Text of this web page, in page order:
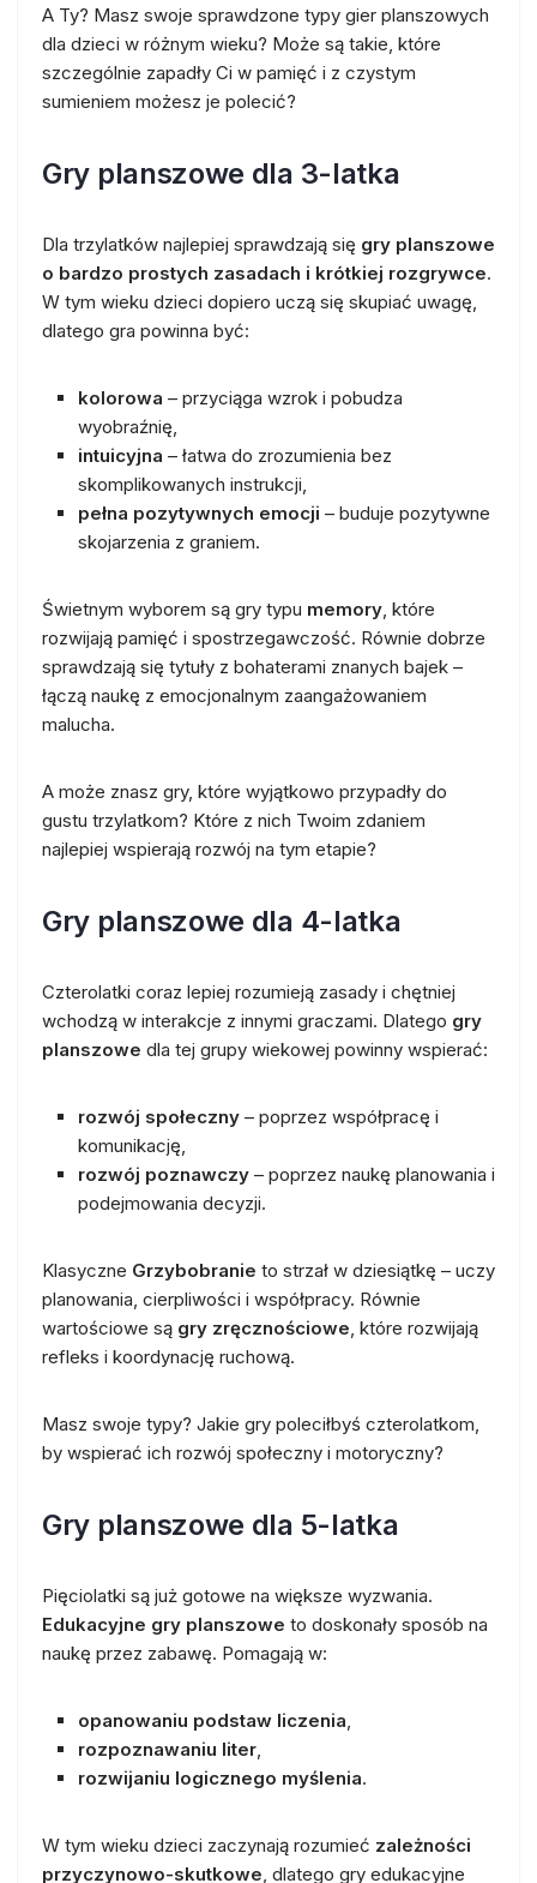
A Ty? Masz swoje sprawdzone typy gier planszowych
dla dzieci w różnym wieku? Może są takie, które
szczególnie zapadły Ci w pamięć i z czystym
sumieniem możesz je polecić?
Gry planszowe dla 3-latka
Dla trzylatków najlepiej sprawdzają się gry planszowe
o bardzo prostych zasadach i krótkiej rozgrywce.
W tym wieku dzieci dopiero uczą się skupiać uwagę,
dlatego gra powinna być:
kolorowa – przyciąga wzrok i pobudza
wyobraźnię,
intuicyjna – łatwa do zrozumienia bez
skomplikowanych instrukcji,
pełna pozytywnych emocji – buduje pozytywne
skojarzenia z graniem.
Świetnym wyborem są gry typu memory, które
rozwijają pamięć i spostrzegawczość. Równie dobrze
sprawdzają się tytuły z bohaterami znanych bajek –
łączą naukę z emocjonalnym zaangażowaniem
malucha.
A może znasz gry, które wyjątkowo przypadły do
gustu trzylatkom? Które z nich Twoim zdaniem
najlepiej wspierają rozwój na tym etapie?
Gry planszowe dla 4-latka
Czterolatki coraz lepiej rozumieją zasady i chętniej
wchodzą w interakcje z innymi graczami. Dlatego gry
planszowe dla tej grupy wiekowej powinny wspierać:
rozwój społeczny – poprzez współpracę i
komunikację,
rozwój poznawczy – poprzez naukę planowania i
podejmowania decyzji.
Klasyczne Grzybobranie to strzał w dziesiątkę – uczy
planowania, cierpliwości i współpracy. Równie
wartościowe są gry zręcznościowe, które rozwijają
refleks i koordynację ruchową.
Masz swoje typy? Jakie gry poleciłbyś czterolatkom,
by wspierać ich rozwój społeczny i motoryczny?
Gry planszowe dla 5-latka
Pięciolatki są już gotowe na większe wyzwania.
Edukacyjne gry planszowe to doskonały sposób na
naukę przez zabawę. Pomagają w:
opanowaniu podstaw liczenia,
rozpoznawaniu liter,
rozwijaniu logicznego myślenia.
W tym wieku dzieci zaczynają rozumieć zależności
przyczynowo-skutkowe, dlatego gry edukacyjne